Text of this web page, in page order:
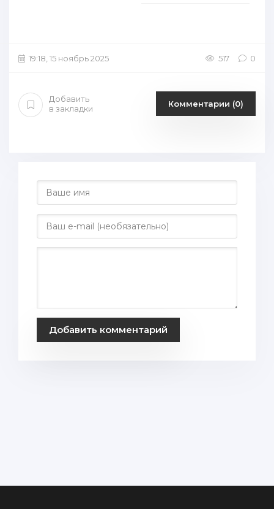
19:18, 15 ноябрь 2025 517 0
Добавить
в закладки
Комментарии (0)
Добавить комментарий